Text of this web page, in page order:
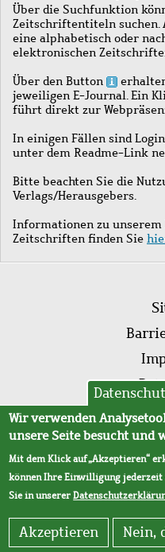
Über die Suchfunktion
Zeitschriftentiteln suchen.
eine alphabetisch oder
elektronischen
Über den Button
jeweiligen E-Journal. Ein
führt direkt zur
In einigen Fällen sind
unter dem Readme-Link
Bitte beachten Sie die
Verlags/Herausgebers.
Informationen zu unserem
Zeitschriften finden Sie
Wir verwenden
unsere Seite besucht und
Mit dem Klick auf „Akzeptieren“
können Ihre Einwilligung
Sie in unserer
Akzeptieren Nein,